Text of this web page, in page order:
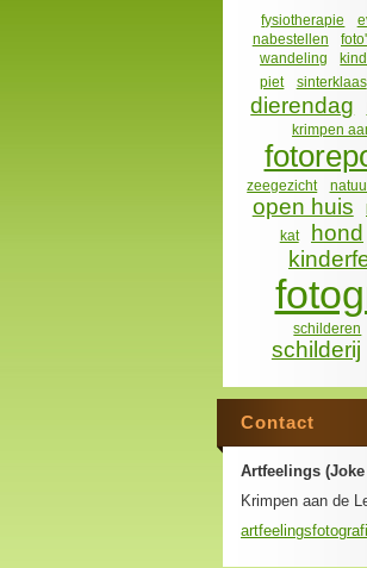
fysiotherapie
nabestellen
wandeling
piet
sinterklaas
dierendag
krimpen
zeegezicht
open huis
kat
hond
schilderen
schilderij
Contact
Artfeelings
Krimpen aan de
artfeelingsfotog